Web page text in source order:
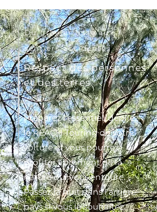
Du gravier lisse aux
sentiers accidentés
Respect des personnes
et des terres
Préparez l'essentiel, dépliez
le REACH Touring de votre
voiture et vous pourrez
profiter librement de la
nature qui vous entoure.
Passez la nuit dans l'arrière-
pays si vous le souhaitez.